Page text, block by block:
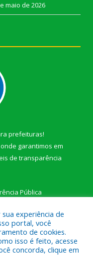
maio de 2026
prefeituras!
garantimos em
de transparência
Pública
Municipal de Novo
experiência de
portal, você
de cookies.
isso é feito, acesse
concorda, clique em